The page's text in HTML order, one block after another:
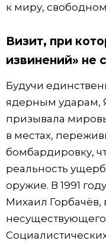
к миру,
Визит, при
извинений» не
Будучи
ядерным ударам,
призывала
в местах,
бомбардировку,
реальность
оружие. В 1991
Михаил Горбачёв,